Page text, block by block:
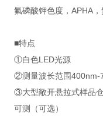
氟磷酸钾色度，APHA
■特点
①白色LED光源
②测量波长范围400nm-
③大型敞开悬拉式样品
可测（可选）